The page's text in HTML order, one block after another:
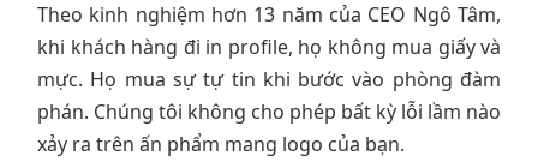
Theo kinh nghiệm hơn 13 năm của CEO Ngô Tâm,
khi khách hàng đi in profile, họ không mua giấy và
mực. Họ mua sự tự tin khi bước vào phòng đàm
phán. Chúng tôi không cho phép bất kỳ lỗi lầm nào
xảy ra trên ấn phẩm mang logo của bạn.